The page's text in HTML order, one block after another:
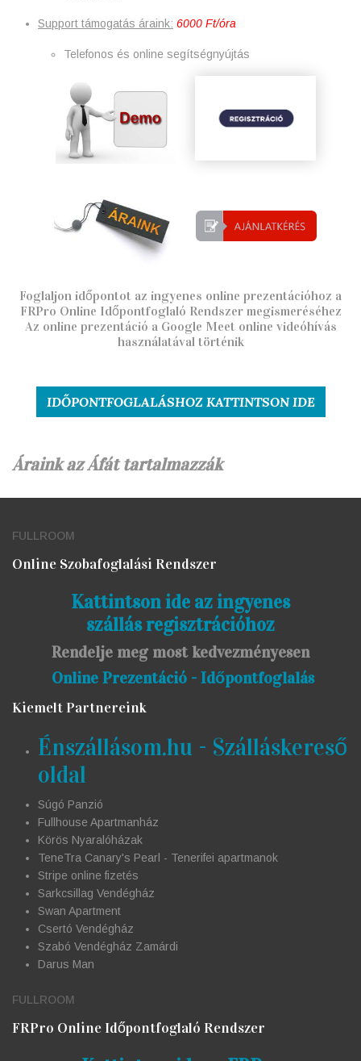
Support támogatás áraink: 6000 Ft/óra
Telefonos és online segítségnyújtás
Foglaljon időpontot az ingyenes online prezentációhoz a
FRPro Online Időpontfoglaló Rendszer megismeréséhez
Az online prezentáció a Google Meet online videóhívás
használatával történik
IDŐPONTFOGLALÁSHOZ KATTINTSON IDE
Áraink az Áfát tartalmazzák
FULLROOM
Online Szobafoglalási Rendszer
Kattintson ide az ingyenes
szállás regisztrációhoz
Rendelje meg most kedvezményesen
Online Prezentáció - Időpontfoglalás
Kiemelt Partnereink
Énszállásom.hu - Szálláskereső
oldal
Súgó Panzió
Fullhouse Apartmanház
Körös Nyaralóházak
TeneTra Canary's Pearl - Tenerifei apartmanok
Stripe online fizetés
Sarkcsillag Vendégház
Swan Apartment
Csertó Vendégház
Szabó Vendégház Zamárdi
Darus Man
FULLROOM
FRPro Online Időpontfoglaló Rendszer